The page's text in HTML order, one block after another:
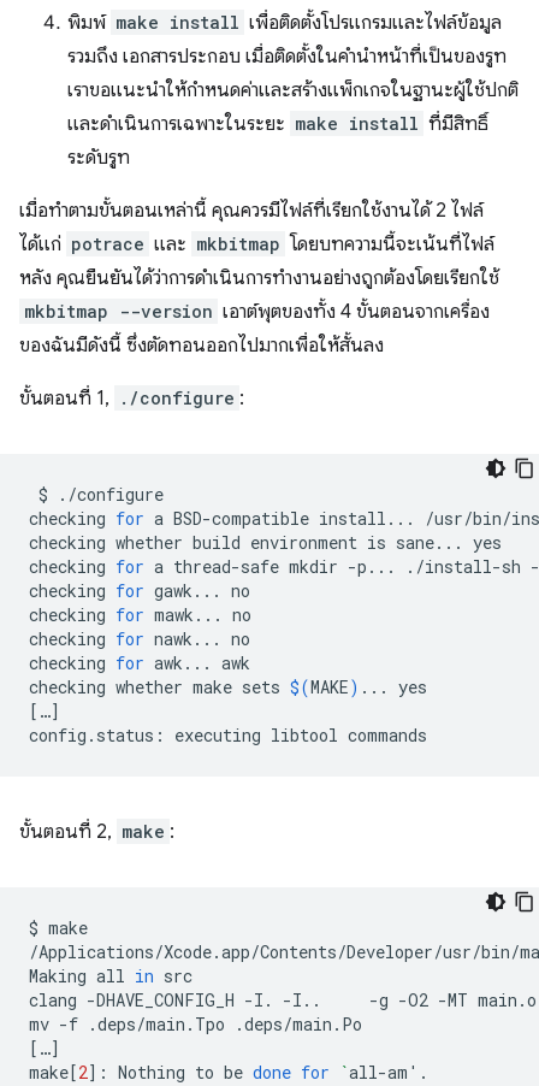
พิมพ์ make install เพื่อติดตั้งโปรแกรมและไฟล์ข้อมูล
รวมถึง เอกสารประกอบ เมื่อติดตั้งในคำนำหน้าที่เป็นของรูท
เราขอแนะนำให้กำหนดค่าและสร้างแพ็กเกจในฐานะผู้ใช้ปกติ
และดำเนินการเฉพาะในระยะ make install ที่มีสิทธิ์
ระดับรูท
เมื่อทำตามขั้นตอนเหล่านี้ คุณควรมีไฟล์ที่เรียกใช้งานได้ 2 ไฟล์
ได้แก่ potrace และ mkbitmap โดยบทความนี้จะเน้นที่ไฟล์
หลัง คุณยืนยันได้ว่าการดำเนินการทำงานอย่างถูกต้องโดยเรียกใช้
mkbitmap --version เอาต์พุตของทั้ง 4 ขั้นตอนจากเครื่อง
ของฉันมีดังนี้ ซึ่งตัดทอนออกไปมากเพื่อให้สั้นลง
ขั้นตอนที่ 1, ./configure :
$
./configure
checking for a BSD-compatible install...
/usr/bin/
checking whether build environment is sane... yes
checking for a thread-safe mkdir -p... ./install-sh
checking for gawk... no
checking for mawk... no
checking for nawk... no
checking for awk... awk
checking whether make sets $(MAKE) ...
[ …]
config.status:
executing libtool
ขั้นตอนที่ 2, make :
$ make
/Applications/Xcode.app/Contents/Developer/usr/bin/
Making all in src
clang -DHAVE_CONFIG_H -I. -I.. -g -O2 -MT main.o
mv -f .deps/main.Tpo
[ …]
make[2] : Nothing to be done for `all-am '